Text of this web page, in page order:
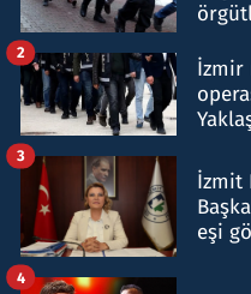
İzmir
2
İzmit
eşi
3
4